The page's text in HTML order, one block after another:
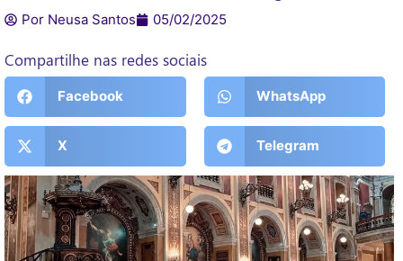
Por Neusa Santos 05/02/2025
Compartilhe nas redes sociais
Facebook WhatsApp
X Telegram